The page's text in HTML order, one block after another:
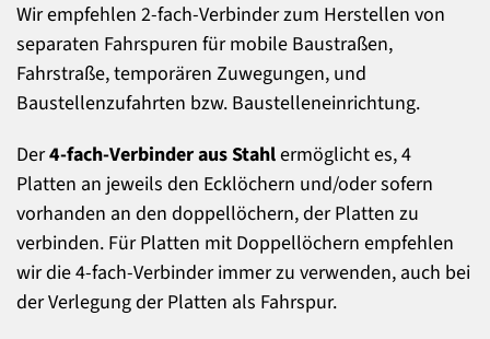
Wir empfehlen 2-fach-Verbinder zum Herstellen von
separaten Fahrspuren für mobile Baustraßen,
Fahrstraße, temporären Zuwegungen, und
Baustellenzufahrten bzw. Baustelleneinrichtung.
Der4-fach-Verbinder aus Stahlermöglicht es, 4
Platten an jeweils den Ecklöchern und/oder sofern
vorhanden an den doppellöchern, der Platten zu
verbinden. Für Platten mit Doppellöchern empfehlen
wir die 4-fach-Verbinder immer zu verwenden, auch bei
der Verlegung der Platten als Fahrspur.